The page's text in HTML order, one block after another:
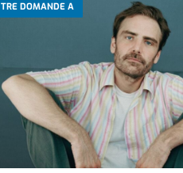
TRE DOMANDE A